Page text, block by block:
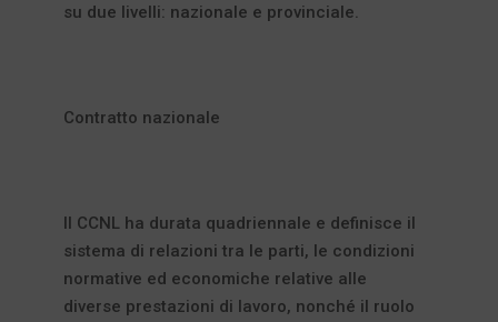
su due livelli: nazionale e provinciale.
Contratto nazionale
Il CCNL ha durata quadriennale e definisce il
sistema di relazioni tra le parti, le condizioni
normative ed economiche relative alle
diverse prestazioni di lavoro, nonché il ruolo